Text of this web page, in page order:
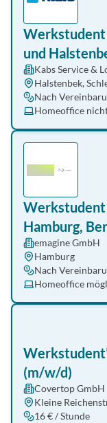
Werkstudent
und
Kabs Service &
Halstenbek,
Nach
Homeoffice
Hamburg,
emagine GmbH
Hamburg
Nach
Homeoffice
(m/w/d)
Covertop GmbH
Kleine
16 € / Stunde